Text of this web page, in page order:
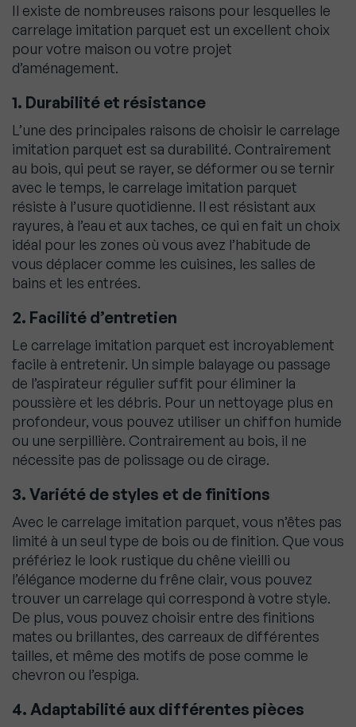
Il existe de nombreuses raisons pour lesquelles le
carrelage imitation parquet est un excellent choix
pour votre maison ou votre projet
d’aménagement.
1. Durabilité et résistance
L’une des principales raisons de choisir le carrelage
imitation parquet est sa durabilité. Contrairement
au bois, qui peut se rayer, se déformer ou se ternir
avec le temps, le carrelage imitation parquet
résiste à l’usure quotidienne. Il est résistant aux
rayures, à l’eau et aux taches, ce qui en fait un choix
idéal pour les zones où vous avez l’habitude de
vous déplacer comme les cuisines, les salles de
bains et les entrées.
2. Facilité d’entretien
Le carrelage imitation parquet est incroyablement
facile à entretenir. Un simple balayage ou passage
de l’aspirateur régulier suffit pour éliminer la
poussière et les débris. Pour un nettoyage plus en
profondeur, vous pouvez utiliser un chiffon humide
ou une serpillière. Contrairement au bois, il ne
nécessite pas de polissage ou de cirage.
3. Variété de styles et de finitions
Avec le carrelage imitation parquet, vous n’êtes pas
limité à un seul type de bois ou de finition. Que vous
préfériez le look rustique du chêne vieilli ou
l’élégance moderne du frêne clair, vous pouvez
trouver un carrelage qui correspond à votre style.
De plus, vous pouvez choisir entre des finitions
mates ou brillantes, des carreaux de différentes
tailles, et même des motifs de pose comme le
chevron ou l’espiga.
4. Adaptabilité aux différentes pièces